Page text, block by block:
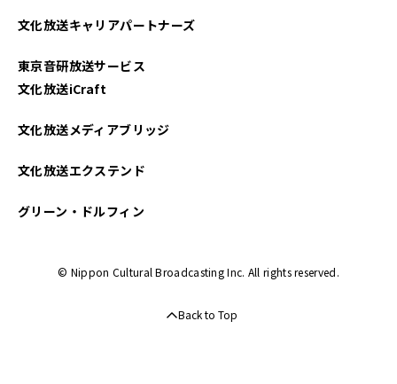
文化放送キャリアパートナーズ
東京音研放送サービス
文化放送iCraft
文化放送メディアブリッジ
文化放送エクステンド
グリーン・ドルフィン
© Nippon Cultural Broadcasting Inc. All rights reserved.
Back to Top